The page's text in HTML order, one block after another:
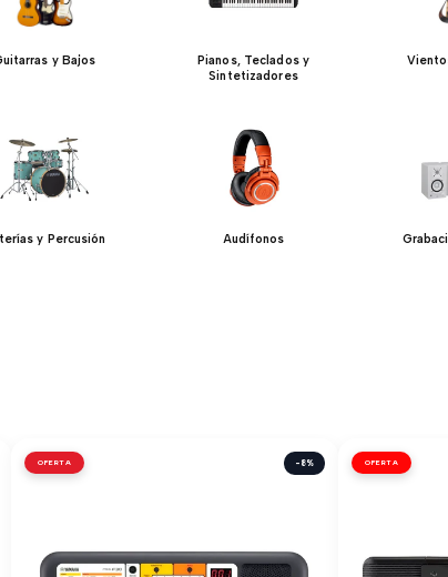
y Bajos
Pianos, Teclados y
Sintetizadores
y Percusión Audífonos
OFERTA -8% OFERTA